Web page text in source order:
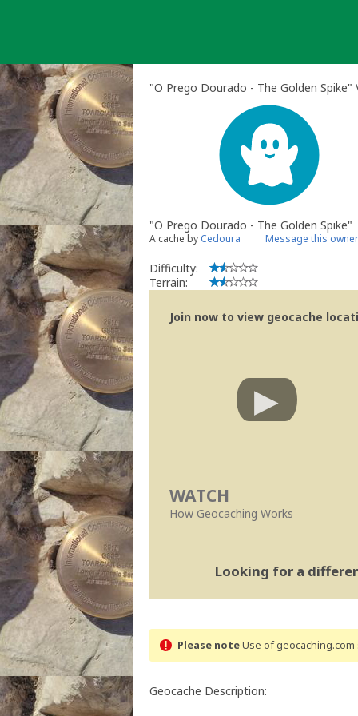
"O Prego Dourado - The Golden Spike"
"O Prego Dourado - The Golden Spike"
A cache by Cedoura Message this owner
Difficulty:
Terrain:
Join now to view geocache
WATCH
How Geocaching Works
Looking for a
Please noteUse of
Geocache Description: